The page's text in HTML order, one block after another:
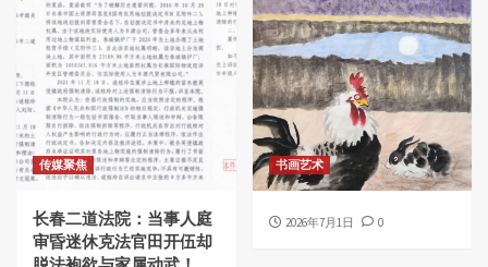
传媒聚焦
长春二道法院：当事人庭
审昏迷休克法官田开伍却
书画艺术
2026年7月1日 0